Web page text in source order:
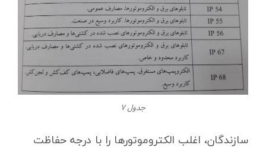
جدول ۷
سازندگان، اغلب الکتروموتورها را با درجه حفاظت